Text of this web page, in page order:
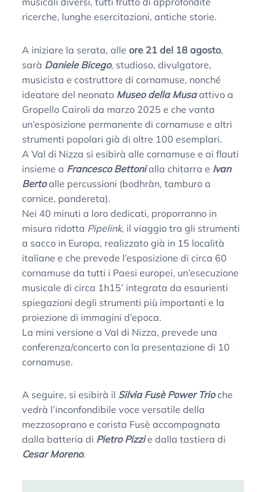
ricerche, lunghe esercitazioni, antiche storie.
A iniziare la serata, alleore 21 del 18 agosto,
sarà Daniele Bicego, studioso, divulgatore,
musicista e costruttore di cornamuse, nonché
ideatore del neonato Museo della Musaattivo a
Gropello Cairoli da marzo 2025 e che vanta
un’esposizione permanente di cornamuse e altri
strumenti popolari già di oltre 100 esemplari.
A Val di Nizza si esibirà alle cornamuse e ai flauti
insieme a Francesco Bettonialla chitarra e Ivan
Bertoalle percussioni (bodhràn, tamburo a
cornice, pandereta).
Nei 40 minuti a loro dedicati, proporranno in
misura ridotta Pipelink, il viaggio tra gli strumenti
a sacco in Europa, realizzato già in 15 località
italiane e che prevede l’esposizione di circa 60
cornamuse da tutti i Paesi europei, un’esecuzione
musicale di circa 1h15’ integrata da esaurienti
spiegazioni degli strumenti più importanti e la
proiezione di immagini d’epoca.
La mini versione a Val di Nizza, prevede una
conferenza/concerto con la presentazione di 10
cornamuse.
A seguire, si esibirà il Silvia Fusè Power Trioche
vedrà l’inconfondibile voce versatile della
mezzosoprano e corista Fusè accompagnata
dalla batteria di Pietro Pizzie dalla tastiera di
Cesar Moreno.